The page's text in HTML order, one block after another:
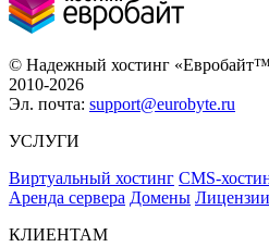
© Надежный хостинг
2010-2026
Эл. почта: support@eurobyte.ru
УСЛУГИ
Виртуальный хостинг CMS-
Аренда сервера Домены
КЛИЕНТАМ